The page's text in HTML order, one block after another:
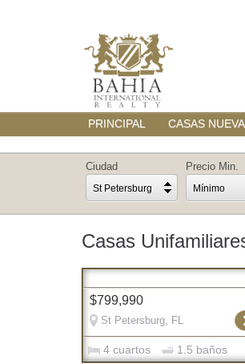
PRINCIPAL CASAS
Ciudad
St Petersburg
Precio Min.
Mínimo
Casas
$799,990
St Petersburg, FL
4 cuartos 1.5 baños